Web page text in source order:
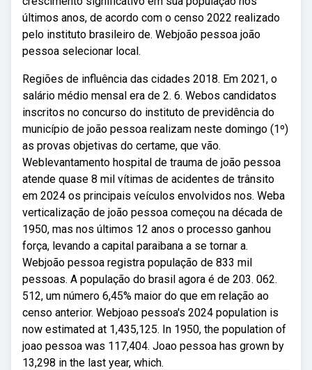
últimos anos, de acordo com o censo 2022 realizado
pelo instituto brasileiro de. Webjoão pessoa joão
pessoa selecionar local.
Regiões de influência das cidades 2018. Em 2021, o
salário médio mensal era de 2. 6. Webos candidatos
inscritos no concurso do instituto de previdência do
município de joão pessoa realizam neste domingo (1º)
as provas objetivas do certame, que vão.
Weblevantamento hospital de trauma de joão pessoa
atende quase 8 mil vítimas de acidentes de trânsito
em 2024 os principais veículos envolvidos nos. Weba
verticalização de joão pessoa começou na década de
1950, mas nos últimos 12 anos o processo ganhou
força, levando a capital paraibana a se tornar a.
Webjoão pessoa registra população de 833 mil
pessoas. A população do brasil agora é de 203. 062.
512, um número 6,45% maior do que em relação ao
censo anterior. Webjoao pessoa's 2024 population is
now estimated at 1,435,125. In 1950, the population of
joao pessoa was 117,404. Joao pessoa has grown by
13,298 in the last year, which.